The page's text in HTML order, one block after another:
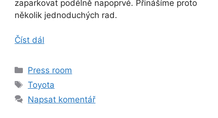
zaparkovat podélně napoprvé. Přinášíme proto
několik jednoduchých rad.
Číst dál
Rubriky
Press room
Štítky
Toyota
Napsat komentář